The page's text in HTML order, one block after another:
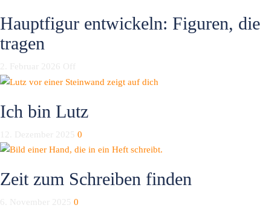
Hauptfigur entwickeln: Figuren, die
tragen
Ich bin Lutz
0
Zeit zum Schreiben finden
0